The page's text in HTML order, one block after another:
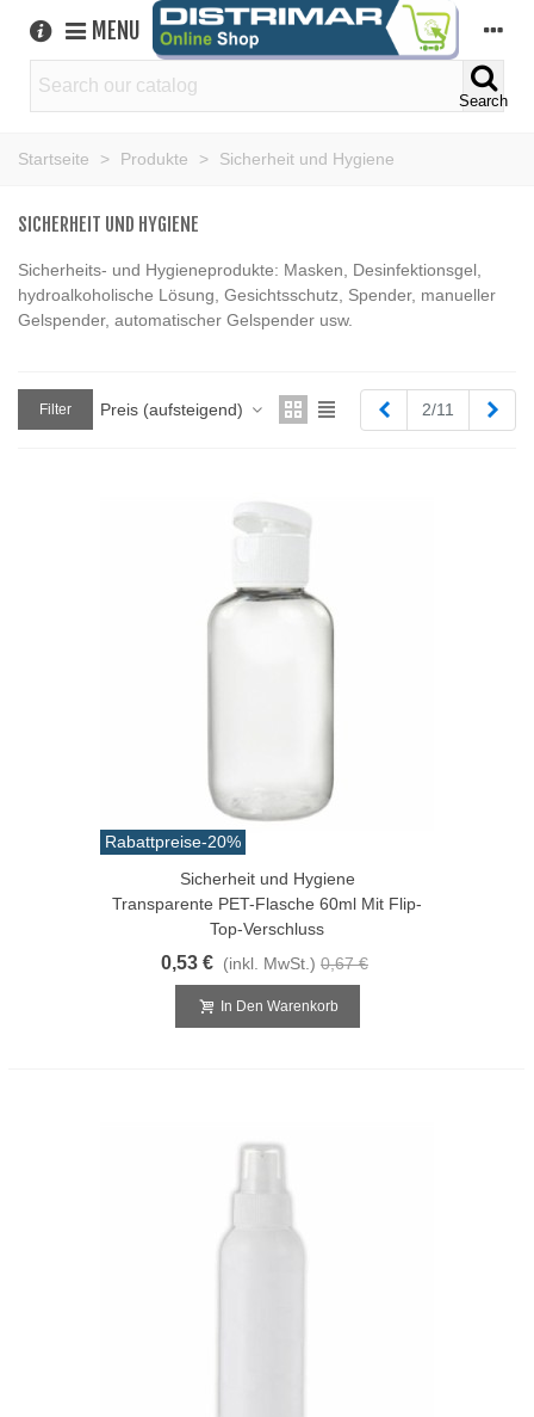
MENU
Search
Startseite > Produkte > Sicherheit und Hygiene
SICHERHEIT UND HYGIENE
Sicherheits- und Hygieneprodukte: Masken, Desinfektionsgel,
hydroalkoholische Lösung, Gesichtsschutz, Spender, manueller
Gelspender, automatischer Gelspender usw.
Filter Preis (aufsteigend) Zurück
2/11
Rabattpreise-20%
Sicherheit und Hygiene
Transparente PET-Flasche 60ml Mit Flip-
Top-Verschluss
0,53 € (inkl. MwSt.) 0,67 €
In Den Warenkorb